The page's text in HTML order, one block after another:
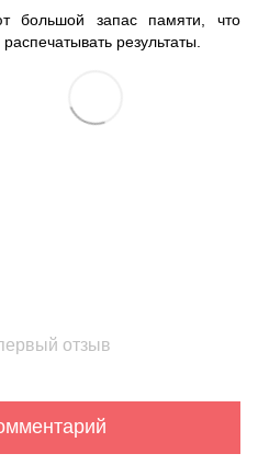
большой запас памяти, что
результаты.
отзыв